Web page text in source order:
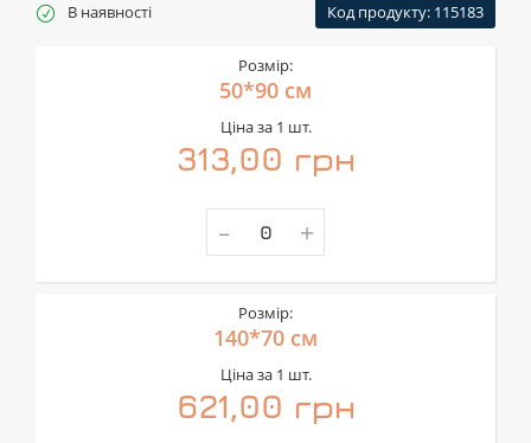
В наявності Код продукту: 115183
Розмір:
50*90 см
Ціна за 1 шт.
313,00 грн
- +
Розмір:
140*70 см
Ціна за 1 шт.
621,00 грн